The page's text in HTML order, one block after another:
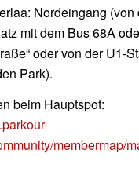
Nordeingang (von
mit dem Bus 68A
oder von der U1-
Park).
beim Hauptspot:
membermap/